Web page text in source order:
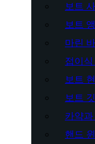
보트
보트
마린
접이
보트
보트
카약과
핸드 윈